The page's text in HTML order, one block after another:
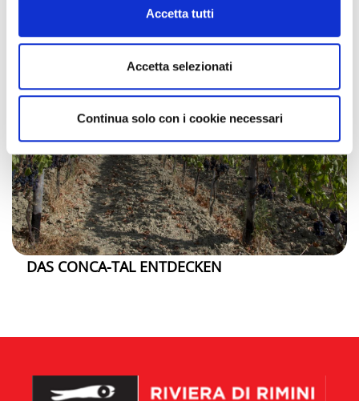
Accetta tutti
Accetta selezionati
Continua solo con i cookie necessari
DAS CONCA-TAL ENTDECKEN